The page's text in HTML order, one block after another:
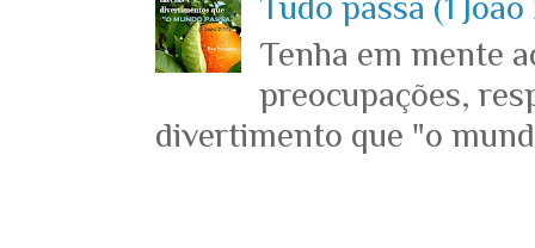
Tenha em mente
preocupações,
divertimento que "o